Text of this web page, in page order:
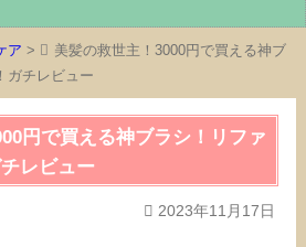
ア >
美髪の救世主！3000円で買える神ブ
ガチレビュー
円で買える神ブラシ！リファ
レビュー
2023年11月17日